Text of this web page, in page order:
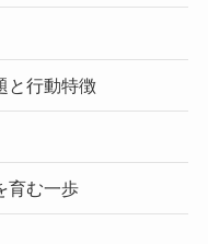
と行動特徴
育む一歩